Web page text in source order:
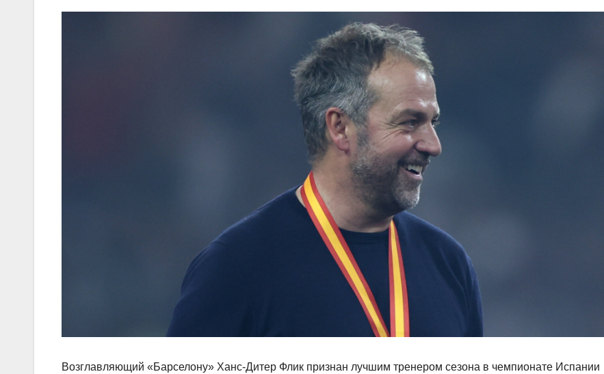
Возглавляющий «Барселону» Ханс‑Дитер Флик признан лучшим тренером сезона в чемпионате Испании